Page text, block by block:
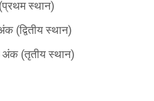
स्थान)
(द्वितीय स्थान)
अंक (तृतीय स्थान)